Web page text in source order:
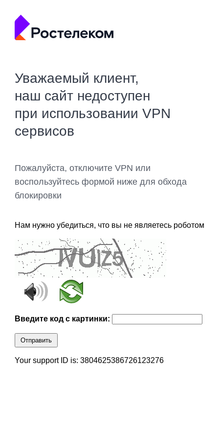
Уважаемый клиент,
наш сайт недоступен
при использовании VPN
сервисов
Пожалуйста, отключите VPN или
воспользуйтесь формой ниже для обхода
блокировки
Нам нужно убедиться, что вы не являетесь роботом
Введите код с картинки:
Отправить
Your support ID is: 3804625386726123276